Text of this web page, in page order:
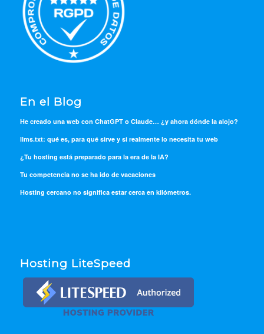
En el Blog
He creado una web con ChatGPT o Claude… ¿y ahora dónde la alojo?
llms.txt: qué es, para qué sirve y si realmente lo necesita tu web
¿Tu hosting está preparado para la era de la IA?
Tu competencia no se ha ido de vacaciones
Hosting cercano no significa estar cerca en kilómetros.
Hosting LiteSpeed